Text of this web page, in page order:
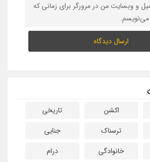
و وبسایت من در مرورگر برای زمانی که
می‌نویسم.
اکشن
تاریخی
ترسناک
جنایی
خانوادگی
درام